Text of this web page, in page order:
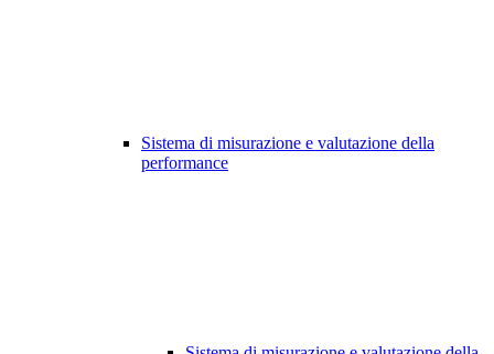
Sistema di misurazione e valutazione della
performance